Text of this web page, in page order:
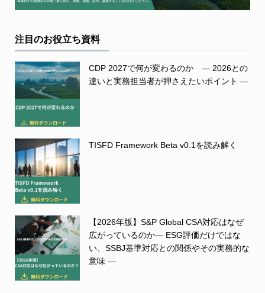
注目のお役立ち資料
CDP 2027で何が変わるのか ― 2026との
違いと実務担当者が押さえたいポイント ―
TISFD Framework Beta v0.1を読み解く
【2026年版】S&P Global CSA対応はなぜ
広がっているのか― ESG評価だけではな
い、SSBJ基準対応との関係やその実務的な
意味 ―